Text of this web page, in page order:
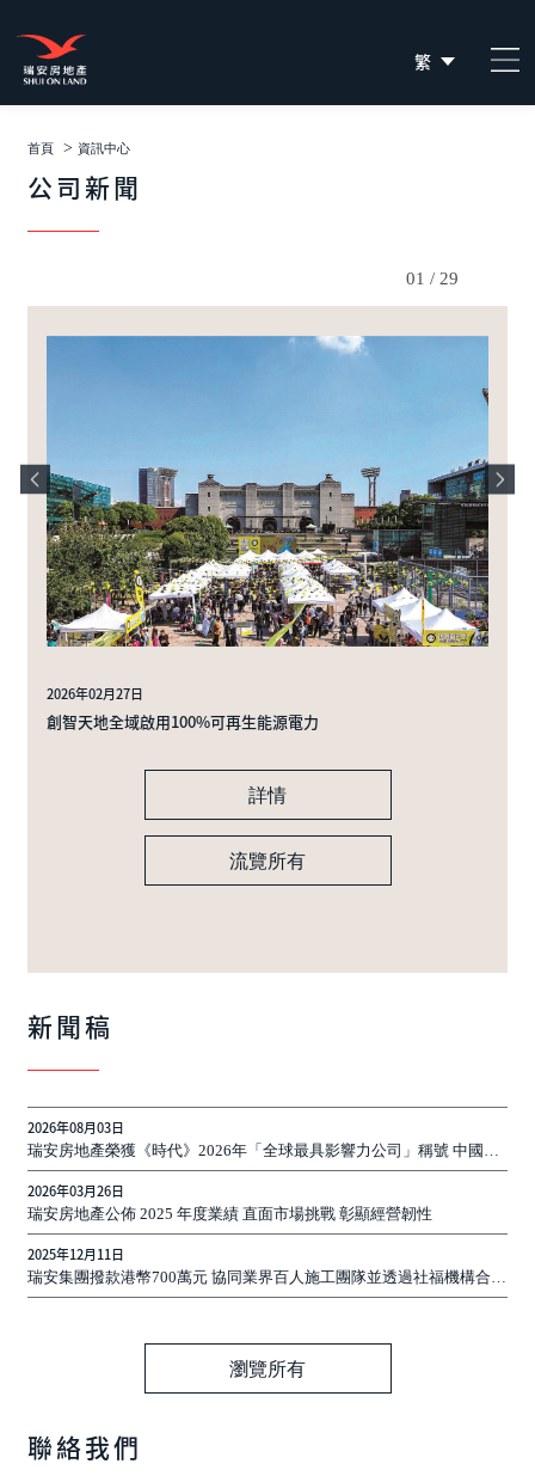
繁
简
首頁 > 資訊中心
公司新聞
01 / 29
2026年02月27日
創智天地全域啟用100%可再生能源電力
詳情
流覽所有
新聞稿
2026年08月03日
瑞安房地產榮獲《時代》2026年「全球最具影響力公司」稱號 中國首
家、亦是唯一獲此殊榮的房地產企業
2026年03月26日
瑞安房地產公佈 2025 年度業績 直面市場挑戰 彰顯經營韌性
2025年12月11日
瑞安集團撥款港幣700萬元 協同業界百人施工團隊並透過社福機構合作
支援受災居民安置服務工作
瀏覽所有
聯絡我們